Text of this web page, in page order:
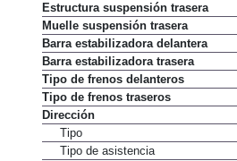
Estructura suspensión trasera
Muelle suspensión trasera
Barra estabilizadora delantera
Barra estabilizadora trasera
Tipo de frenos delanteros
Tipo de frenos traseros
Dirección
Tipo
Tipo de asistencia